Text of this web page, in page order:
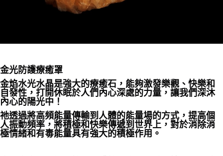
金光防護療癒罩
金焰水光水晶是強大的療癒石，能夠激發樂觀、快樂和
自發性，打開休眠於人們內心深處的力量，讓我們深沐
內心的陽光中！
祂透過將高頻能量傳輸到人體的能量場的方式，提高個
人振動頻率，將積極和快樂傳遞到世界上，對於消除消
極情緒和有毒能量具有強大的積極作用。